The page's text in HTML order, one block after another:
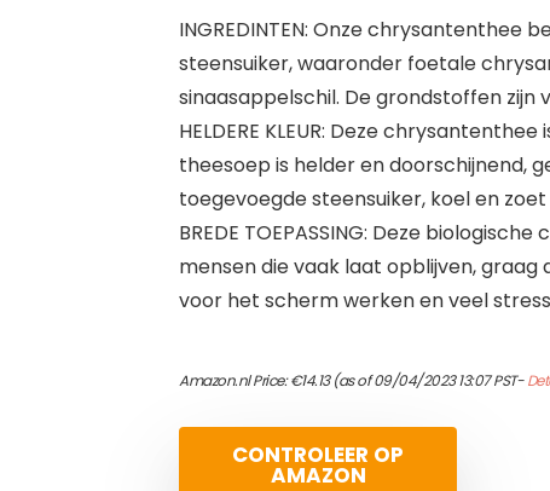
INGREDINTEN: Onze chrysantenthee
steensuiker, waaronder foetale
sinaasappelschil. De grondstoffen zijn
HELDERE KLEUR: Deze
theesoep is helder en doorschijnend,
toegevoegde steensuiker, koel en zoet
BREDE TOEPASSING: Deze
mensen die vaak laat opblijven, graag
voor het scherm werken en veel
Amazon.nl Price:€14.13(as of 09/04/2023 13:07 PST-
CONTROLEER OP
AMAZON